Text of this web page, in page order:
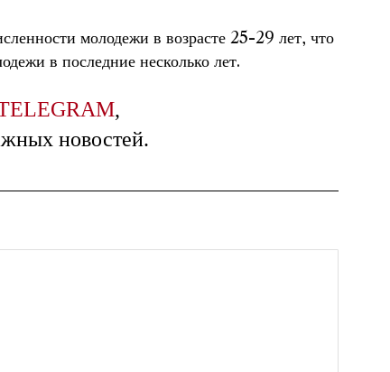
молодежи в возрасте 25-29 лет, что
в последние несколько лет.
,
новостей.